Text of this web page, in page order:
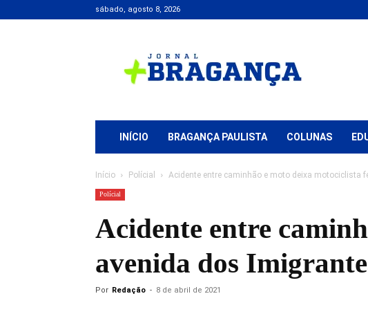
sábado, agosto 8, 2026
+
Bragança
INÍCIO BRAGANÇA PAULISTA COLUNAS
Início Polícial Acidente entre caminhão e moto deixa motociclista
Polícial
Acidente entre
avenida dos
Por Redação - 8 de abril de 2021